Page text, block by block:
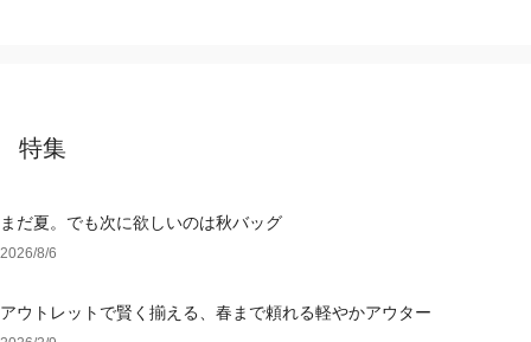
特集
まだ夏。でも次に欲しいのは秋バッグ
2026/8/6
アウトレットで賢く揃える、春まで頼れる軽やかアウター